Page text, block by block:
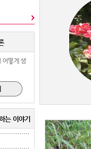
어떻게 생
는 이야기
오늘이 입추다